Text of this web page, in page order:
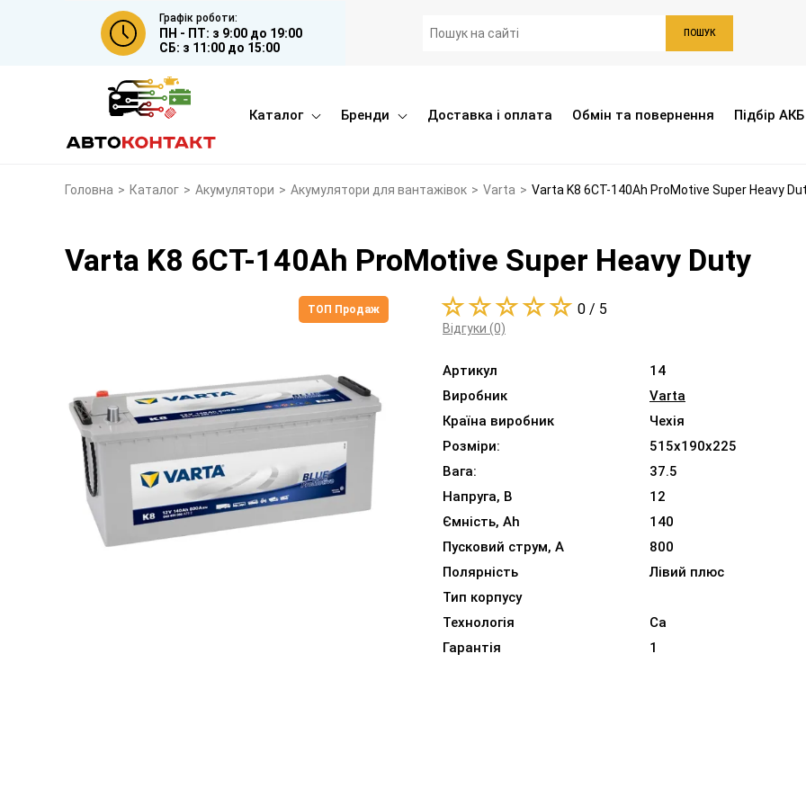
Графік роботи:
ПН - ПТ: з 9:00 до 19:00
СБ: з 11:00 до 15:00
ПОШУК
Каталог Бренди Доставка і оплата Обмін та повернення Підбір АКБ
Головна > Каталог > Акумулятори > Акумулятори для вантажівок > Varta > Varta K8 6СТ-140Ah ProMotive Super Heavy
Varta K8 6СТ-140Ah ProMotive Super Heavy Duty
ТОП Продаж 0 / 5
Відгуки (0)
Артикул
14
Виробник
Varta
Країна виробник
Чехія
Розміри:
515x190x225
Вага:
37.5
Напруга, В
12
Ємність, Ah
140
Пусковий струм, A
800
Полярність
Лівий плюс
Тип корпусу
Технологія
Ca
Гарантія
1